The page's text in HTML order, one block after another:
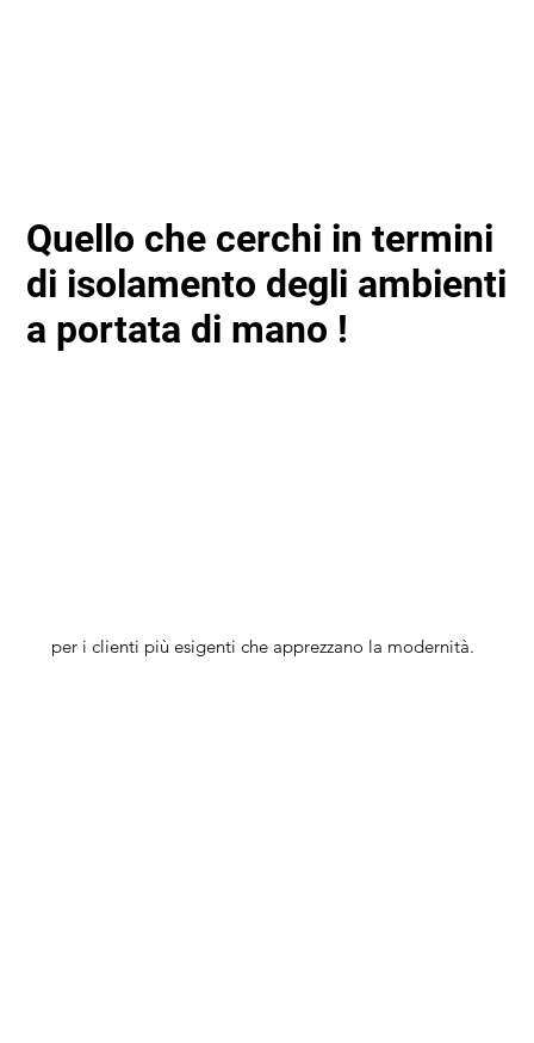
per i clienti più esigenti che apprezzano la modernità.
Quello che cerchi in termini
di isolamento degli ambienti
a portata di mano !